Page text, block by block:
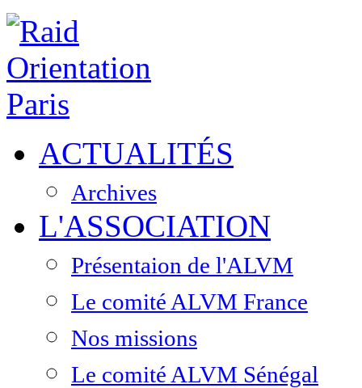
ACTUALITÉS
Archives
L'ASSOCIATION
Présentaion de l'ALVM
Le comité ALVM France
Nos missions
Le comité ALVM Sénégal